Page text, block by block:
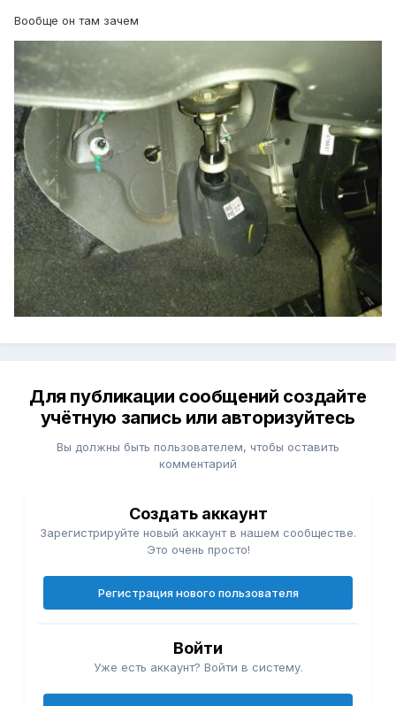
Вообще он там зачем
Для публикации сообщений создайте
учётную запись или авторизуйтесь
Вы должны быть пользователем, чтобы оставить
комментарий
Создать аккаунт
Зарегистрируйте новый аккаунт в нашем сообществе.
Это очень просто!
Регистрация нового пользователя
Войти
Уже есть аккаунт? Войти в систему.